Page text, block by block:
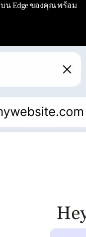
บน Edge ของคุณ พร้อม